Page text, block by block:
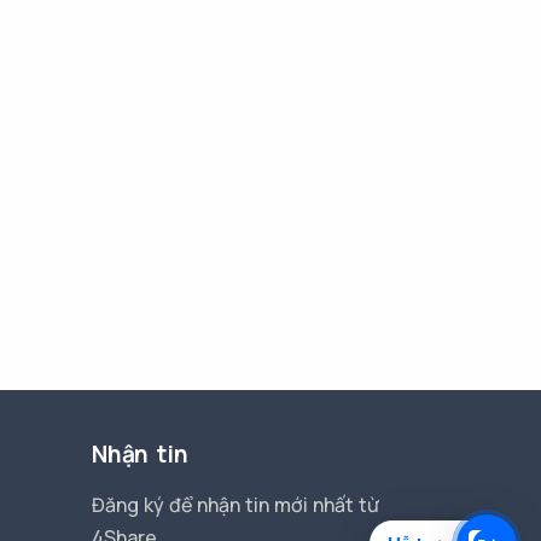
Nhận tin
Đăng ký để nhận tin mới nhất từ